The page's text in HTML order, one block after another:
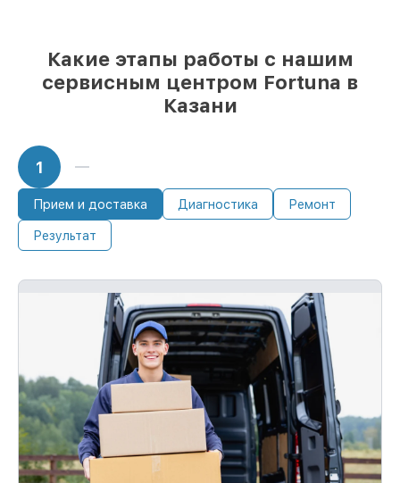
Какие этапы работы с нашим
сервисным центром Fortuna в
Казани
1
Прием и доставка Диагностика Ремонт
Результат